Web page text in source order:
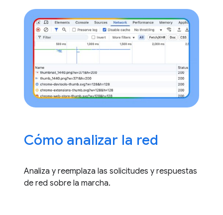
Cómo analizar la red
Analiza y reemplaza las solicitudes y respuestas
de red sobre la marcha.